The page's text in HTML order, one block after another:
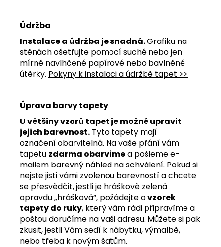
Údržba
Instalace a údržba je snadná.Grafiku na
stěnách ošetřujte pomocí suché nebo jen
mírně navlhčené papírové nebo bavlněné
útěrky. Pokyny k instalaci a údržbě tapet >>
Úprava barvy tapety
U většiny vzorů tapet je možné upravit
jejich barevnost. Tyto tapety mají
označení obarvitelná. Na vaše přání vám
tapetu zdarma obarvímea pošleme e-
mailem barevný náhled na schválení. Pokud si
nejste jisti vámi zvolenou barevností a chcete
se přesvědčit, jestli je hráškově zelená
opravdu „hrášková“, požádejte ovzorek
tapety do ruky, který vám rádi připravíme a
poštou doručíme na vaši adresu. Můžete si pak
zkusit, jestli Vám sedí k nábytku, výmalbě,
nebo třeba k novým šatům.